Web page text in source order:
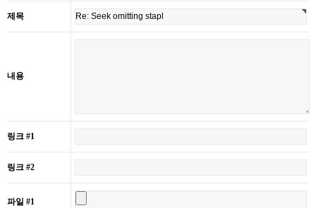
제목
내용
링크 #1
링크 #2
파일 #1